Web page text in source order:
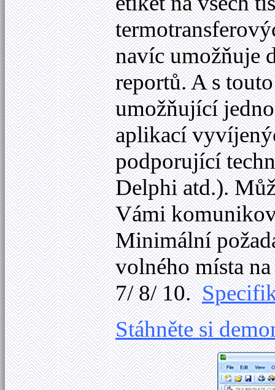
navíc umožňuje
reportů. A s
umožňující
aplikací
podporující
Delphi atd.).
Vámi
Minimální
volného místa
7/ 8/ 10.
Stáhněte si